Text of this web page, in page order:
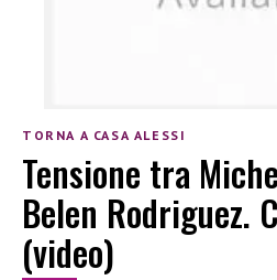
TORNA A CASA ALESSI
Tensione tra
Belen Rodriguez.
(video)